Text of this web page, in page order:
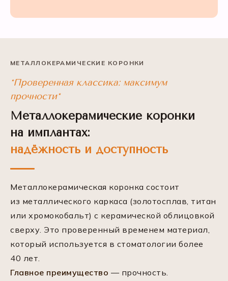
МЕТАЛЛОКЕРАМИЧЕСКИЕ КОРОНКИ
*Проверенная классика: максимум
прочности*
Металлокерамические коронки
на имплантах:
надёжность и доступность
Металлокерамическая коронка состоит
из металлического каркаса (золотосплав, титан
или хромокобальт) с керамической облицовкой
сверху. Это проверенный временем материал,
который используется в стоматологии более
40 лет.
Главное преимущество — прочность.